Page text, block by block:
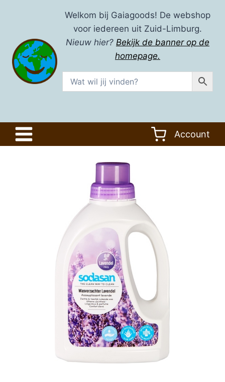
Welkom bij Gaiagoods! De webshop
voor iedereen uit Zuid-Limburg.
Nieuw hier? Bekijk de banner op de
homepage.
Account